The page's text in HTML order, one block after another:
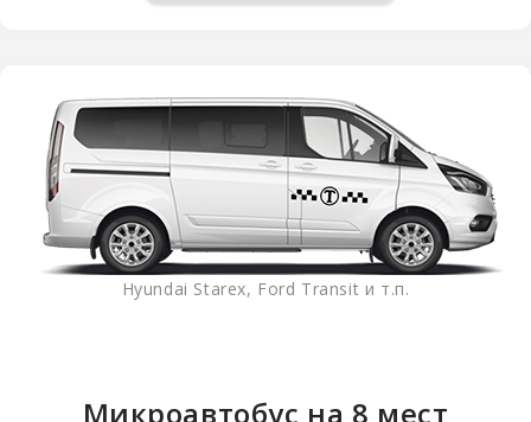
Hyundai Starex, Ford Transit и т.п.
Микроавтобус на 8 мест